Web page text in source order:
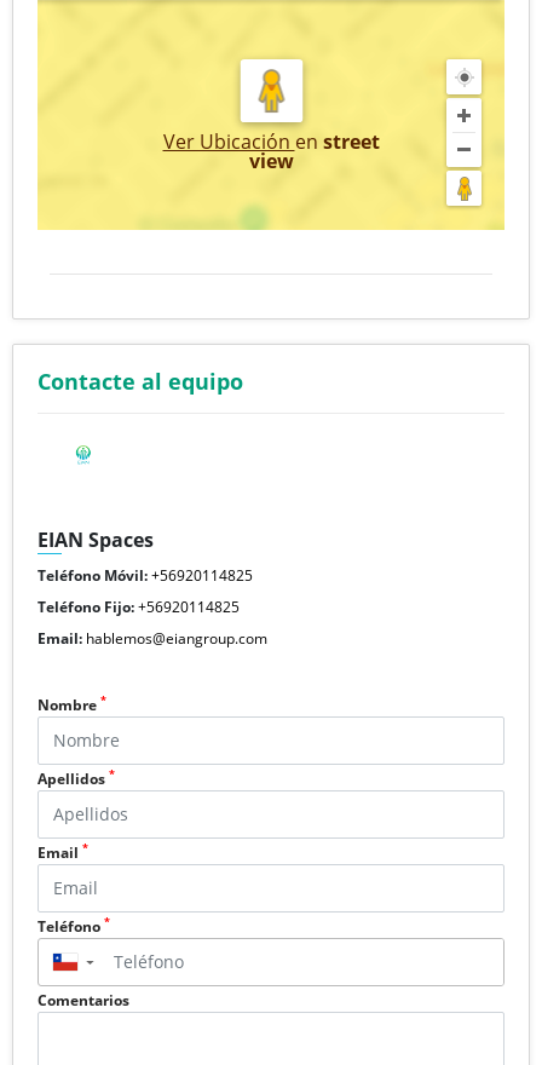
Ver Ubicación en street
view
Contacte al equipo
EIAN Spaces
Teléfono Móvil:+56920114825
Teléfono Fijo:+56920114825
Email: hablemos@eiangroup.com
Nombre *
Apellidos *
Email *
Teléfono *
▼
Comentarios